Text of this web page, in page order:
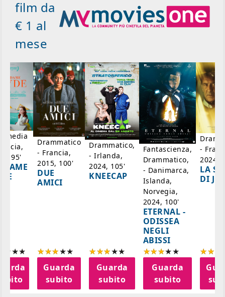
film da
€ 1 al
mese
95'
Drammatico
- Francia,
2015, 100'
DUE
AMICI
Guarda
subito
Drammatico,
- Irlanda,
2024, 105'
KNEECAP
Guarda
subito
Fantascienza,
Drammatico,
- Danimarca,
Islanda,
Norvegia,
2024, 100'
ETERNAL -
ODISSEA
NEGLI
ABISSI
Guarda
subito
-
2024,
LA
DI